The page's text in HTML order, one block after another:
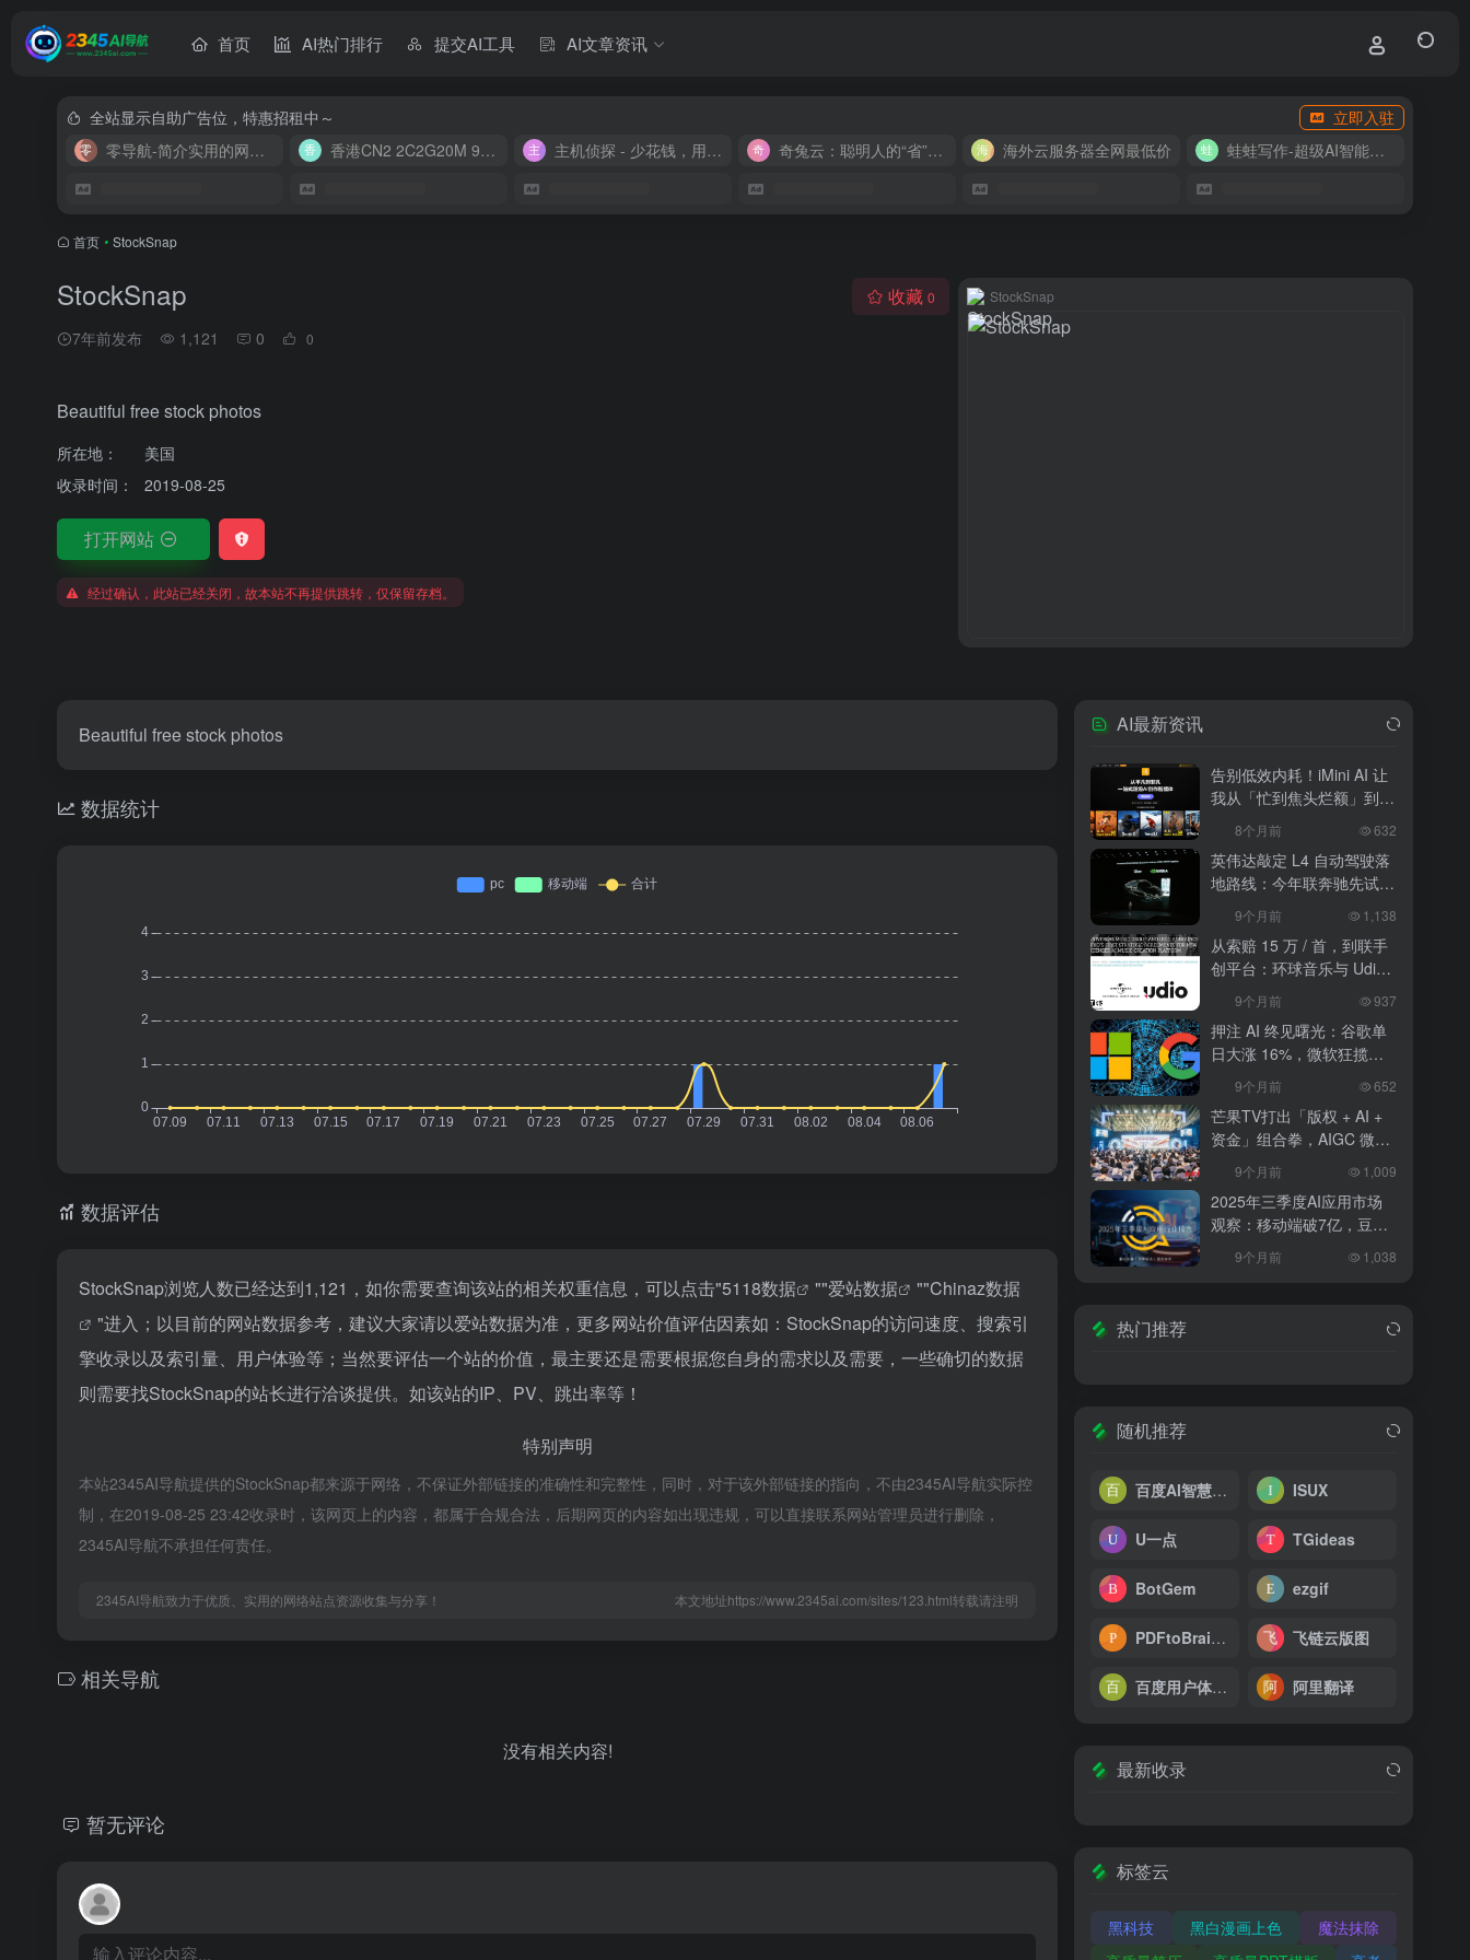
首页 AI热门排行 提交AI工具 AI文章资讯
全站显示自助广告位，特惠招租中～
立即入驻
零导航-简介实用的网址导航
香港CN2 2C2G20M 9.9/月 主机侦探 - 少花钱，用好云 奇兔云：聪明人的“省”钱计划！ 海外云服务器全网最低价 蛙蛙写作-超级AI智能写作助手
首页 • StockSnap
StockSnap
7年前发布 1,121 0 0
收藏 0
Beautiful free stock photos
所在地：
美国
收录时间：
2019-08-25
打开网站
经过确认，此站已经关闭，故本站不再提供跳转，仅保留存档。
StockSnap
Beautiful free stock photos
数据统计
数据评估
StockSnap浏览人数已经达到1,121，如你需要查询该站的相关权重信息，可以点击"5118数据 ""爱站数据 ""Chinaz数据
"进入；以目前的网站数据参考，建议大家请以爱站数据为准，更多网站价值评估因素如：StockSnap的访问速度、搜索引
擎收录以及索引量、用户体验等；当然要评估一个站的价值，最主要还是需要根据您自身的需求以及需要，一些确切的数据
则需要找StockSnap的站长进行洽谈提供。如该站的IP、PV、跳出率等！
特别声明
本站2345AI导航提供的StockSnap都来源于网络，不保证外部链接的准确性和完整性，同时，对于该外部链接的指向，不由2345AI导航实际控
制，在2019-08-25 23:42收录时，该网页上的内容，都属于合规合法，后期网页的内容如出现违规，可以直接联系网站管理员进行删除，
2345AI导航不承担任何责任。
2345AI导航致力于优质、实用的网络站点资源收集与分享！ 本文地址https://www.2345ai.com/sites/123.html转载请注明
相关导航
没有相关内容!
暂无评论
AI最新资讯
告别低效内耗！iMini AI 让
我从「忙到焦头烂额」到
「下班准时打卡」
8个月前 632
英伟达敲定 L4 自动驾驶落
地路线：今年联奔驰先试
水，2027 年 10 万辆无人
出租上路
9个月前 1,138
从索赔 15 万 / 首，到联手
创平台：环球音乐与 Udio
和解，改写 AI 音乐行业规
9个月前 937
押注 AI 终见曙光：谷歌单
日大涨 16%，微软狂揽
18%，科技巨头的 “苦熬与
9个月前 652
芒果TV打出「版权 + AI +
资金」组合拳，AIGC 微短
剧行业将迎洗牌？
9个月前 1,009
2025年三季度AI应用市场
观察：移动端破7亿，豆包
异军突起
9个月前 1,038
热门推荐
随机推荐
百度AI智慧门诊 ISUX
U一点 TGideas
BotGem ezgif
PDFtoBrainrot 飞链云版图
百度用户体验中心 阿里翻译
最新收录
标签云
黑科技 黑白漫画上色
魔法抹除